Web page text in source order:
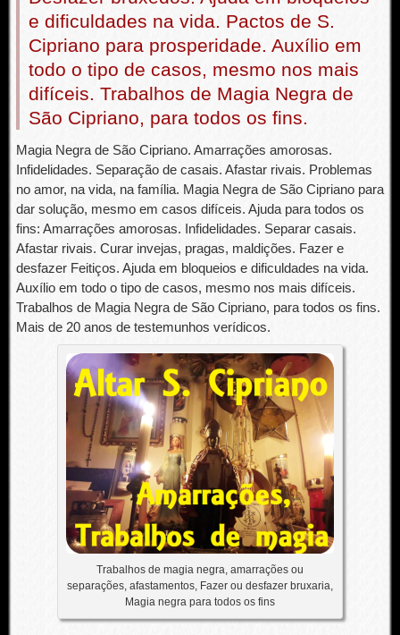
e dificuldades na vida. Pactos de S.
Cipriano para prosperidade. Auxílio em
todo o tipo de casos, mesmo nos mais
difíceis. Trabalhos de Magia Negra de
São Cipriano, para todos os fins.
Magia Negra de São Cipriano. Amarrações amorosas.
Infidelidades. Separação de casais. Afastar rivais. Problemas
no amor, na vida, na família. Magia Negra de São Cipriano para
dar solução, mesmo em casos difíceis. Ajuda para todos os
fins: Amarrações amorosas. Infidelidades. Separar casais.
Afastar rivais. Curar invejas, pragas, maldições. Fazer e
desfazer Feitiços. Ajuda em bloqueios e dificuldades na vida.
Auxílio em todo o tipo de casos, mesmo nos mais difíceis.
Trabalhos de Magia Negra de São Cipriano, para todos os fins.
Mais de 20 anos de testemunhos verídicos.
Trabalhos de magia negra, amarrações ou
separações, afastamentos, Fazer ou desfazer bruxaria,
Magia negra para todos os fins